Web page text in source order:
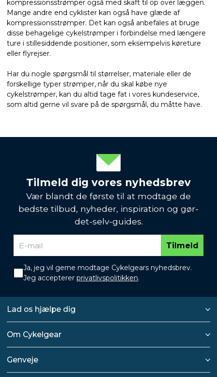
kompressionsstrømper også med skaft til op over læggen.
Mange andre end cyklister kan også have glæde af
kompressionsstrømper. Det kan også anbefales at bruge
disse behagelige cykelstrømper i forbindelse med længere
ture i stillesiddende positioner, som eksempelvis køreture
eller flyrejser.
Har du nogle spørgsmål til størrelser, materiale eller de
forskellige typer strømper, når du skal købe nye
cykelstrømper, kan du altid tage fat i vores kundeservice,
som altid gerne vil svare på de spørgsmål, du måtte have.
Tilmeld dig vores nyhedsbrev
Vær blandt de første til at modtage de
bedste tilbud, nyheder, inspiration og gør-
det-selv-guides.
Tilmeld
Ja, jeg vil gerne modtage Cykelgears nyhedsbrev.
Jeg accepterer privatlivspolitikken.
Lad os hjælpe dig
Om Cykelgear
Genveje